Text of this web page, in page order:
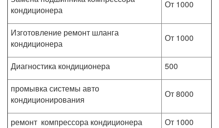
кондиционера
От 1000
Изготовление ремонт шланга
кондиционера
От 1000
Диагностика кондиционера
500
промывка системы авто
кондиционирования
От 8000
ремонт компрессора кондиционера
От 1000